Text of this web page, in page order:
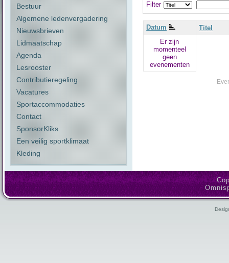
Bestuur
Algemene ledenvergadering
Nieuwsbrieven
Lidmaatschap
Agenda
Lesrooster
Contributieregeling
Vacatures
Sportaccommodaties
Contact
SponsorKliks
Een veilig sportklimaat
Kleding
Filter
Datum
Titel
Er zijn
momenteel
geen
evenementen